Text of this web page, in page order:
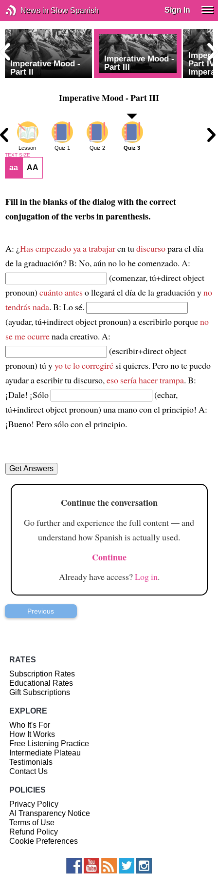
News in Slow Spanish Sign In
Imperative Mood -
Part II
Imperative Mood -
Part III
Part IV
Imperative Mood - Part III
Lesson Quiz 1 Quiz 2 Quiz 3
TEXT SIZE
aa AA
Fill in the blanks of the dialog with the correct
conjugation of the verbs in parenthesis.
A: ¿Has empezado ya a trabajaren tu discursopara el día
de la graduación? B: No, aún no lo he comenzado. A:
(comenzar, tú+direct object
pronoun) cuánto anteso llegará el día de la graduación yno
tendrás nada. B: Lo sé.
(ayudar, tú+indirect object pronoun) a escribirlo porqueno
se me ocurrenada creativo. A:
(escribir+direct object
pronoun) tú yyo te lo corregirési quieres. Pero no te puedo
ayudar a escribir tu discurso, eso sería hacer trampa. B:
¡Dale! ¡Sólo
(echar,
tú+indirect object pronoun) una mano con el principio! A:
¡Bueno! Pero sólo con el principio.
Continue the conversation
Go further and experience the full content — and
understand how Spanish is actually used.
Continue
Already have access?Log in.
Previous
RATES
Subscription Rates
Educational Rates
Gift Subscriptions
EXPLORE
Who It's For
How It Works
Free Listening Practice
Intermediate Plateau
Testimonials
Contact Us
POLICIES
Privacy Policy
AI Transparency Notice
Terms of Use
Refund Policy
Cookie Preferences